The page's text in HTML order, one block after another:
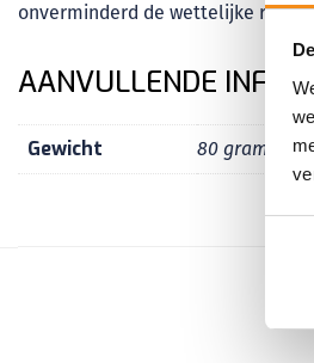
onverminderd de wettelijke
AANVULLENDE
Gewicht 80 gram